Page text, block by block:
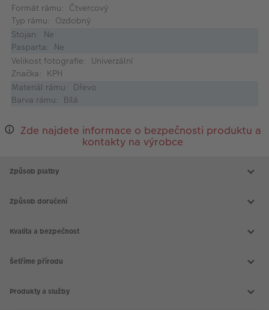
Formát rámu: Čtvercový
Typ rámu: Ozdobný
Stojan: Ne
Pasparta: Ne
Velikost fotografie: Univerzální
Značka: KPH
Materiál rámu: Dřevo
Barva rámu: Bílá
Zde najdete informace o bezpečnosti produktu a
kontakty na výrobce
Způsob platby
Způsob doručení
Kvalita a bezpečnost
Šetříme přírodu
Produkty a služby